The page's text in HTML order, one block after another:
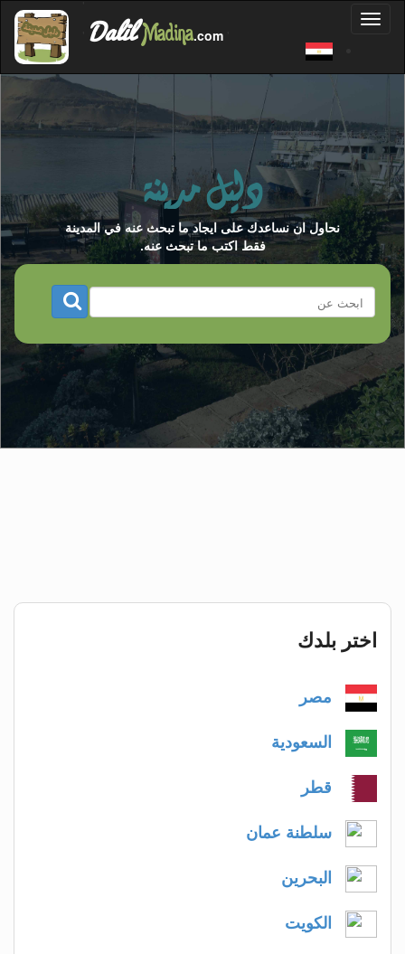
'
Dalil Madina.com
دليل مدينة
نحاول ان نساعدك على ايجاد ما تبحث عنه في المدينة
فقط اكتب ما تبحث عنه.
اختر بلدك